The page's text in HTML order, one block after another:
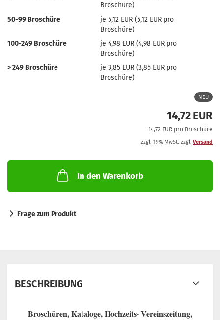
Broschüre)
50-99 Broschüre
je 5,12 EUR (5,12 EUR pro
Broschüre)
100-249 Broschüre
je 4,98 EUR (4,98 EUR pro
Broschüre)
> 249 Broschüre
je 3,85 EUR (3,85 EUR pro
Broschüre)
NEU
14,72 EUR
14,72 EUR pro Broschüre
zzgl. 19% MwSt. zzgl. Versand
In den Warenkorb
Frage zum Produkt
BESCHREIBUNG
Broschüren, Kataloge, Hochzeits- Vereinszeitung,